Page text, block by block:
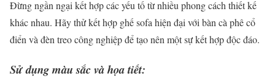
Đừng ngần ngại kết hợp các yếu tố từ nhiều phong cách thiết kế
khác nhau. Hãy thử kết hợp ghế sofa hiện đại với bàn cà phê cổ
điển và đèn treo công nghiệp để tạo nên một sự kết hợp độc đáo.
Sử dụng màu sắc và họa tiết: